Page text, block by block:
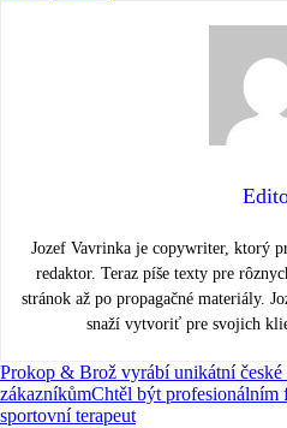
Jozef Vavrinka je copywriter, ktorý
redaktor. Teraz píše texty pre
stránok až po propagačné materiály.
snaží vytvoriť pre svojich
Prokop & Brož vyrábí unikátní
zákazníkůmChtěl být profesionálním
sportovní terapeut